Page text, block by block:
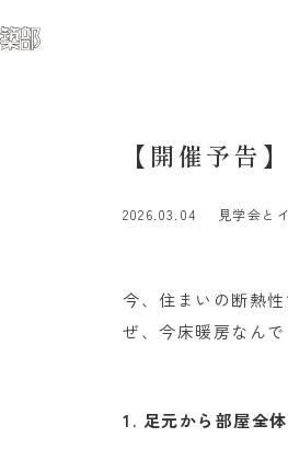
【開催予告
2026.03.04 見学会と
今、住まいの断熱
ぜ、今床暖房なんで
1. 足元から部屋全